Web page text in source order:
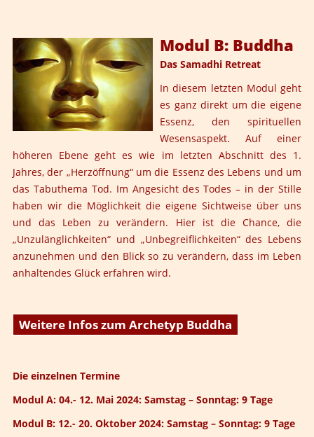
Modul B: Buddha
Das Samadhi Retreat
In diesem letzten Modul geht
es ganz direkt um die eigene
Essenz, den spirituellen
Wesensaspekt. Auf einer
höheren Ebene geht es wie im letzten Abschnitt des 1.
Jahres, der „Herzöffnung“ um die Essenz des Lebens und um
das Tabuthema Tod. Im Angesicht des Todes – in der Stille
haben wir die Möglichkeit die eigene Sichtweise über uns
und das Leben zu verändern. Hier ist die Chance, die
„Unzulänglichkeiten“ und „Unbegreiflichkeiten“ des Lebens
anzunehmen und den Blick so zu verändern, dass im Leben
anhaltendes Glück erfahren wird.
Weitere Infos zum Archetyp Buddha
Die einzelnen Termine
Modul A: 04.- 12. Mai 2024: Samstag – Sonntag: 9 Tage
Modul B: 12.- 20. Oktober 2024: Samstag – Sonntag: 9 Tage